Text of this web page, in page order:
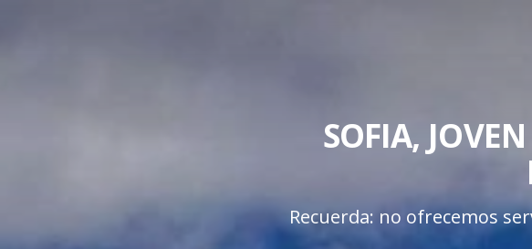
SOFIA,
Recuerda: no ofrecemos